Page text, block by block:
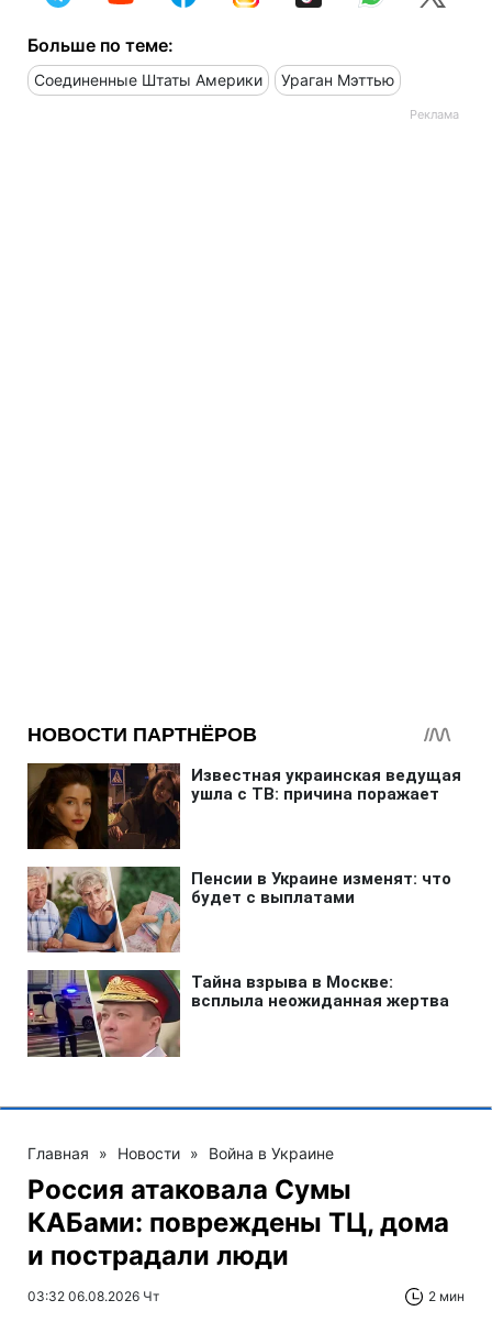
Больше по теме:
Соединенные Штаты Америки Ураган Мэттью
Главная » Новости » Война в Украине
Россия атаковала Сумы
КАБами: повреждены ТЦ, дома
и пострадали люди
03:32 06.08.2026 Чт 2 мин